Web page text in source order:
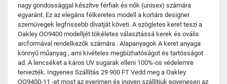
nagy gondossággal készítve férfiak és nők (unisex) számára
egyaránt. Ez az elegáns félkeretes modell a kortárs designer
szemüvegek legfrissebb divatját követi. A szögletes keret teszi a
Oakley OO9400 modelljét tökéletes választássá kerek és ovális
arcformával rendelkezők számára . Alapanyagok A keret anyaga
könnyű műanyag , ami kivételes megbízhatóságot és tartósságot
ad. A lencséket a káros UV sugarak elleni 100%-os védelemre
tervezték. Ingyenes Szállítás 29 900 FT Vedd meg a Oakley
OO9400-11 -et most az eyerimen és ingyen szállítjuk egyenesen az